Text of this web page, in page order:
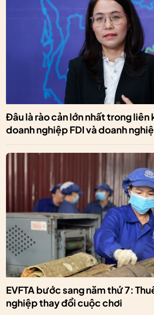
Đâu là rào cản lớn nhất trong liên
doanh nghiệp FDI và doanh
EVFTA bước sang năm thứ 7:
nghiệp thay đổi cuộc chơi